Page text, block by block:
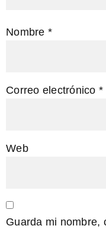
Nombre *
Correo electrónico *
Web
Guarda mi nombre,